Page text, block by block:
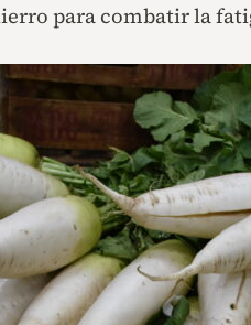
para combatir la